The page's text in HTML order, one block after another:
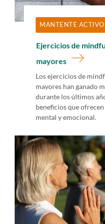
MANTENTE ACTIVO
Ejercicios de
mayores
Los ejercicios de
mayores han ganado
durante los últimos
beneficios que
mental y emocional.